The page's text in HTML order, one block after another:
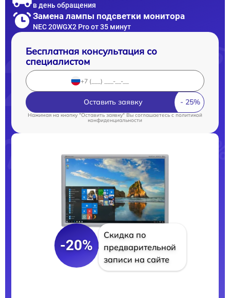
в день обращения
Замена лампы подсветки монитора
NEC 20WGX2 Pro от 35 минут
Бесплатная консультация со
специалистом
Оставить заявку
Нажимая на кнопку "Оставить заявку" Вы соглашаетесь cполитикой
конфиденциальности
-20%
Скидка по
предварительной
записи на сайте